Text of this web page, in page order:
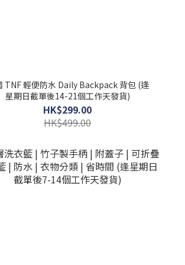
TNF 輕便防水 Daily Backpack 背包 (逢
星期日截單後14-21個工作天發貨)
HK$299.00
HK$499.00